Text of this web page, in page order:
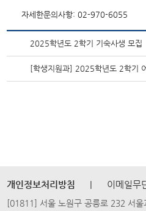
자세한문의사항: 02-970-6055
2025학년도 2학기 기숙사생 모집
[학생지원과] 2025학년도 2학기
개인정보처리방침 | 이메일무
[01811] 서울 노원구 공릉로 232 서